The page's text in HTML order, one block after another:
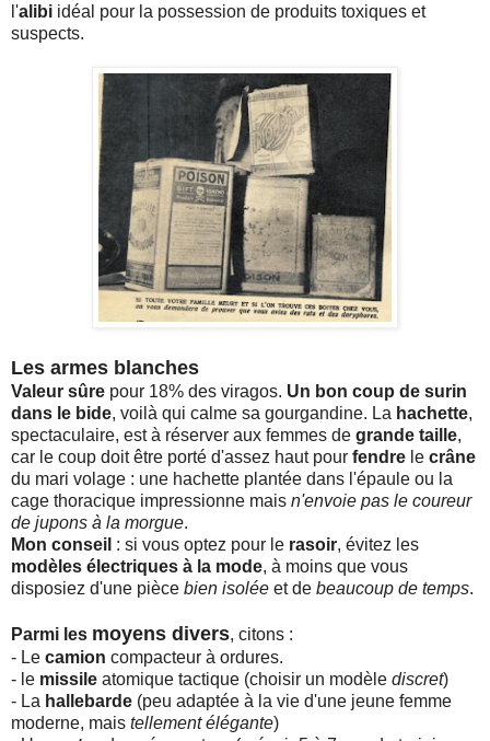
l'alibi idéal pour la possession de produits toxiques et
suspects.
Les armes blanches
Valeur sûre pour 18% des viragos. Un bon coup de surin
dans le bide, voilà qui calme sa gourgandine. La hachette,
spectaculaire, est à réserver aux femmes de grande taille,
car le coup doit être porté d'assez haut pour fendre le crâne
du mari volage : une hachette plantée dans l'épaule ou la
cage thoracique impressionne mais n'envoie pas le coureur
de jupons à la morgue.
Mon conseil : si vous optez pour le rasoir, évitez les
modèles électriques à la mode, à moins que vous
disposiez d'une pièce bien isolée et de beaucoup de temps.
Parmi les moyens divers, citons :
- Le camion compacteur à ordures.
- le missile atomique tactique (choisir un modèle discret)
- La hallebarde (peu adaptée à la vie d'une jeune femme
moderne, mais tellement élégante)